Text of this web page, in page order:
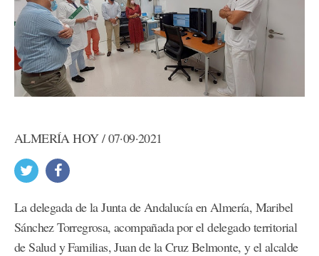
ALMERÍA HOY / 07·09·2021
La delegada de la Junta de Andalucía en Almería, Maribel
Sánchez Torregrosa, acompañada por el delegado territorial
de Salud y Familias, Juan de la Cruz Belmonte, y el alcalde